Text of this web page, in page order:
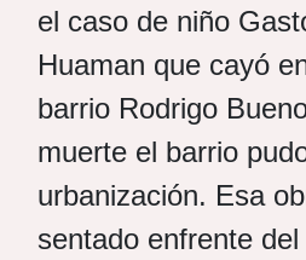
el caso de niño
Huaman que cayó
barrio Rodrigo
muerte el barrio
urbanización. Esa
sentado enfrente